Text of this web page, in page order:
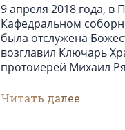
9 апреля 2018 года, в
Кафедральном
была отслужена
возглавил Ключарь
протоиерей Михаил
Читать далее